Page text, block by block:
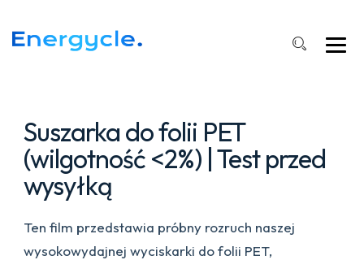
wilgoci
w
Suszarka do folii PET
(wilgotność <2%) | Test przed
wysyłką
Ten film przedstawia próbny rozruch naszej
wysokowydajnej wyciskarki do folii PET,